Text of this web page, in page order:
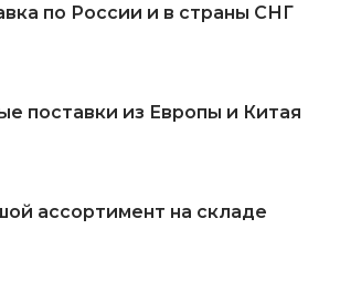
по России и в страны СНГ
поставки из Европы и Китая
ассортимент на складе